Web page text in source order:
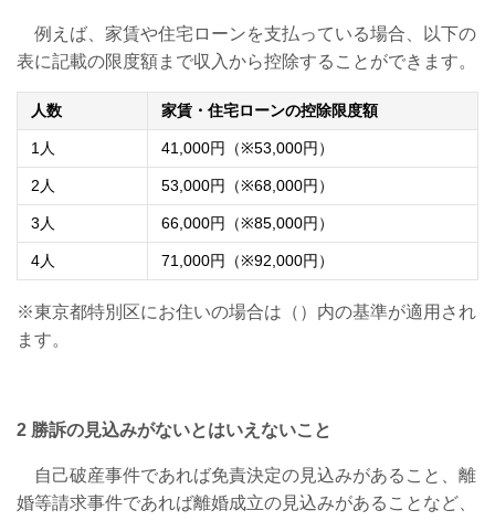
例えば、家賃や住宅ローンを支払っている場合、以下の
表に記載の限度額まで収入から控除することができます。
人数 家賃・住宅ローンの控除限度額
1人 41,000円（※53,000円）
2人 53,000円（※68,000円）
3人 66,000円（※85,000円）
4人 71,000円（※92,000円）
※東京都特別区にお住いの場合は（）内の基準が適用され
ます。
2 勝訴の見込みがないとはいえないこと
自己破産事件であれば免責決定の見込みがあること、離
婚等請求事件であれば離婚成立の見込みがあることなど、